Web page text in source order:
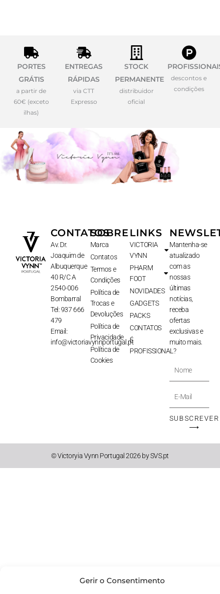
Gerir o Consentimento
PORTES
GRÁTIS
a partir de
60€ (exceto
ilhas)
ENTREGAS
RÁPIDAS
via CTT
Expresso
STOCK
PERMANENTE
distribuidor
oficial
descontos e
condições
CONTATOS
Av. Dr.
Joaquim de
Albuquerque
40 R/C A
2540-006
Bombarral
Tel: 937 666
479
Email:
info@victoriavynnportugal.pt
SOBRE
Marca
Contatos
Termos e
Condições
Política de
Trocas e
Devoluções
Política de
Privacidade
Política de
Cookies
LINKS
VICTORIA
VYNN
PHARM
FOOT
NOVIDADES
GADGETS
PACKS
CONTATOS
É
PROFISSIONAL?
Mantenha-se
atualizado
com as
nossas
últimas
notícias,
receba
ofertas
exclusivas e
muito mais.
Nome
E-
Mail
SUBSCREVER
⟶
© Victoryia Vynn Portugal 2026 by SVS.pt